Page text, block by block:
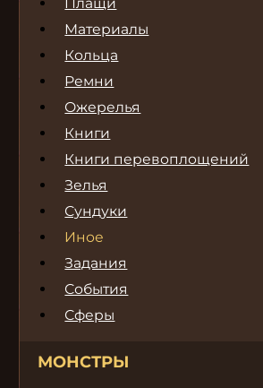
Материалы
Кольца
Ремни
Ожерелья
Книги
Книги перевоплощений
Зелья
Сундуки
Иное
Задания
События
Сферы
МОНСТРЫ